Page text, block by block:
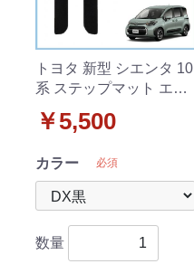
トヨタ 新型 シエンタ 10
系 ステップマット エン
用 DXシリーズ
￥5,500
カラー 必須
数量